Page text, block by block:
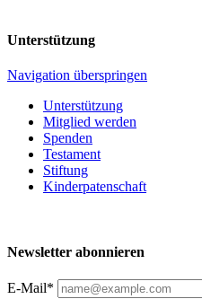
Unterstützung
Navigation überspringen
Unterstützung
Mitglied werden
Spenden
Testament
Stiftung
Kinderpatenschaft
Newsletter abonnieren
E-Mail*